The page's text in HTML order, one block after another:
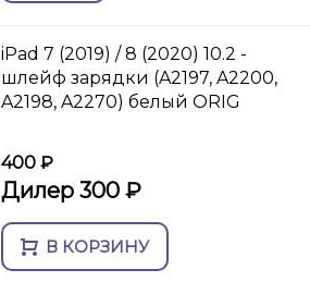
iPad 7 (2019) / 8 (2020) 10.2 -
шлейф зарядки (A2197, A2200,
A2198, A2270) белый ORIG
400 ₽
Дилер 300 ₽
В КОРЗИНУ